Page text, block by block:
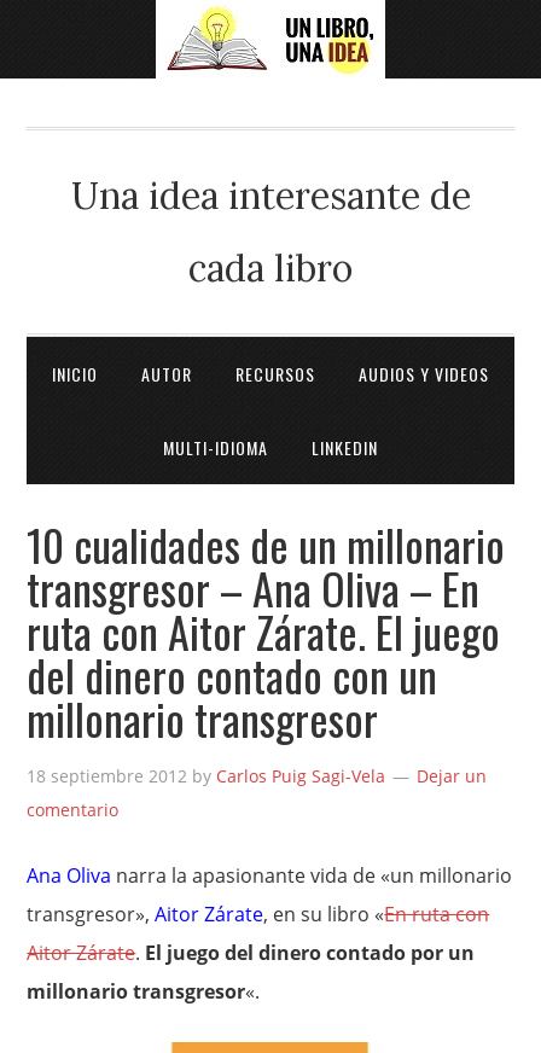
Una idea interesante de
cada libro
INICIO AUTOR RECURSOS AUDIOS Y VIDEOS
MULTI-IDIOMA LINKEDIN
10 cualidades de un millonario
transgresor – Ana Oliva – En
ruta con Aitor Zárate. El juego
del dinero contado con un
millonario transgresor
18 septiembre 2012 by Carlos Puig Sagi-Vela
Dejar un
comentario
Ana Oliva narra la apasionante vida de «un millonario
transgresor»,Aitor Zárate, en su libro «En ruta con
Aitor Zárate. El juego del dinero contado por un
millonario transgresor«.